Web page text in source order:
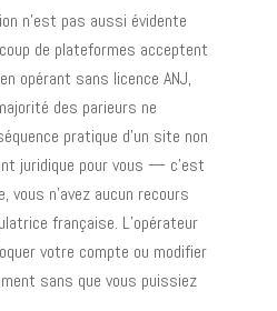
n’est pas aussi évidente
de plateformes acceptent
opérant sans licence ANJ,
des parieurs ne
pratique d’un site non
juridique pour vous — c’est
vous n’avez aucun recours
française. L’opérateur
votre compte ou modifier
sans que vous puissiez